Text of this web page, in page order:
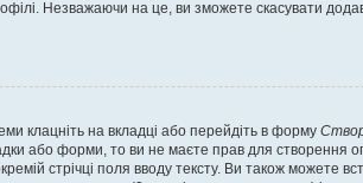
Незважаючи на це, ви зможете скасувати
клацніть на вкладці або перейдіть в форму
або форми, то ви не маєте прав для створення
стрічці поля вводу тексту. Ви також можете